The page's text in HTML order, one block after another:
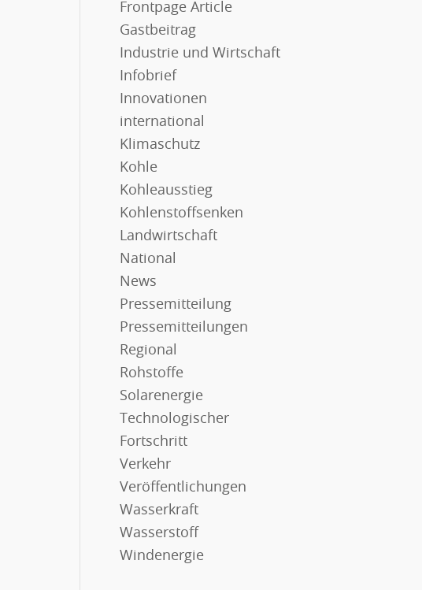
Frontpage Article
Gastbeitrag
Industrie und Wirtschaft
Infobrief
Innovationen
international
Klimaschutz
Kohle
Kohleausstieg
Kohlenstoffsenken
Landwirtschaft
National
News
Pressemitteilung
Pressemitteilungen
Regional
Rohstoffe
Solarenergie
Technologischer
Fortschritt
Verkehr
Veröffentlichungen
Wasserkraft
Wasserstoff
Windenergie